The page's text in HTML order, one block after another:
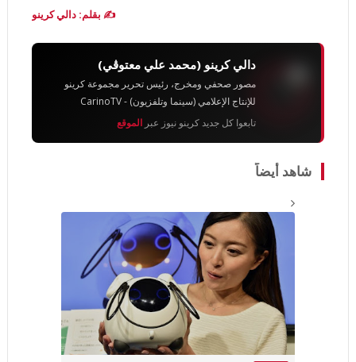
✍️ بقلم: دالي كرينو
دالي كرينو (محمد علي معتوڨي)
مصور صحفي ومخرج، رئيس تحرير مجموعة كرينو
للإنتاج الإعلامي (سينما وتلفزيون) - CarinoTV
تابعوا كل جديد كرينو نيوز عبر الموقع
شاهد أيضاً